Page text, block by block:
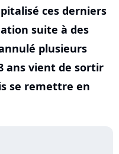
ces derniers
suite à des
plusieurs
ans vient de sortir
se remettre en